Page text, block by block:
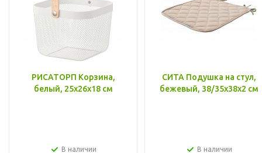
РИСАТОРП Корзина,
белый, 25x26x18 см
В наличии
СИТА Подушка на стул,
бежевый, 38/35x38x2 см
В наличии